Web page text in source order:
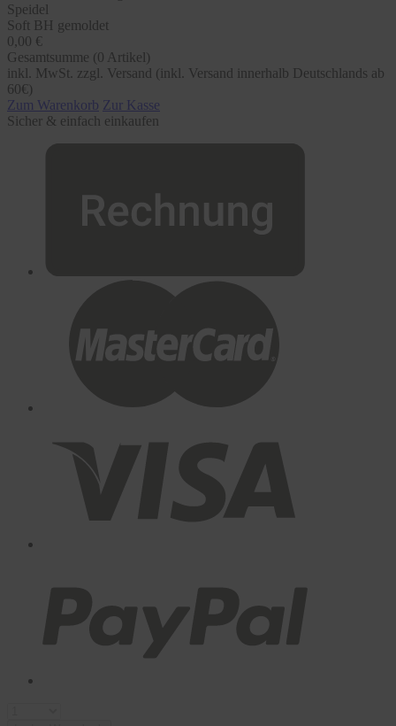
Speidel
Soft BH gemoldet
0,00 €
Gesamtsumme (0 Artikel)
inkl. MwSt. zzgl. Versand (inkl. Versand innerhalb Deutschlands ab
60€)
Zum Warenkorb Zur Kasse
Sicher & einfach einkaufen